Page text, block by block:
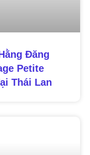
Đăng
Petite
Thái Lan